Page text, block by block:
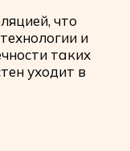
что
и
таких
уходит в